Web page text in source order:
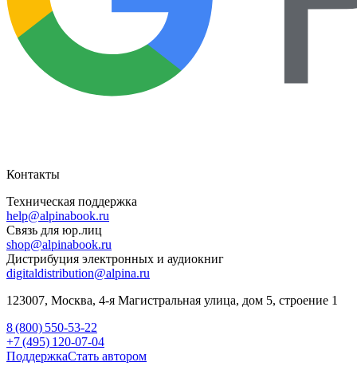
Контакты
Техническая поддержка
help@alpinabook.ru
Связь для юр.лиц
shop@alpinabook.ru
Дистрибуция электронных и аудиокниг
digitaldistribution@alpina.ru
123007, Москва, 4-я Магистральная улица, дом 5, строение 1
8 (800) 550-53-22
+7 (495) 120-07-04
ПоддержкаСтать автором